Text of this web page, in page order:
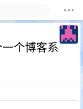
个博客系